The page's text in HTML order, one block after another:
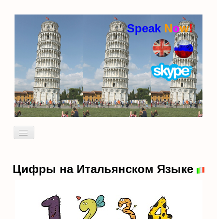
Speak Now!
Включить/
Цифры на Итальянском Языке